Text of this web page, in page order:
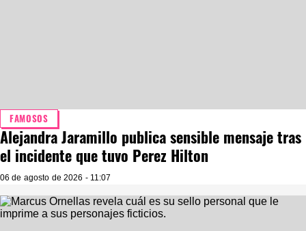
FAMOSOS
Alejandra Jaramillo publica sensible mensaje tras
el incidente que tuvo Perez Hilton
06 de agosto de 2026 - 11:07